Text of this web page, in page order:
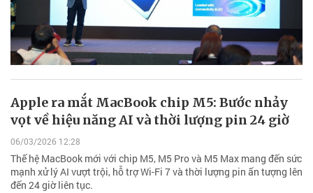
Apple ra mắt MacBook chip M5: Bước nhảy
vọt về hiệu năng AI và thời lượng pin 24 giờ
06/03/2026 12:28
Thế hệ MacBook mới với chip M5, M5 Pro và M5 Max mang đến sức
mạnh xử lý AI vượt trội, hỗ trợ Wi-Fi 7 và thời lượng pin ấn tượng lên
đến 24 giờ liên tục.